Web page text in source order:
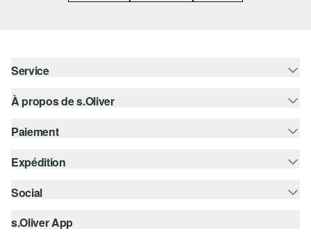
Service
Aide - FAQ
À propos de s.Oliver
S'abonner à la Newsletter
s.Oliver Card
Liste d'envies
Paiement
Sur facture
Expédition
Suivi de colis
SwissPost
Social
instagram
s.Oliver App